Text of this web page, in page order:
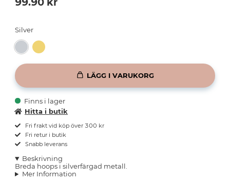
Silver
LÄGG I VARUKORG
Finns i lager
Hitta i butik
Fri frakt vid köp över 300 kr
Fri retur i butik
Snabb leverans
Beskrivning
Breda hoops i silverfärgad metall.
Mer Information